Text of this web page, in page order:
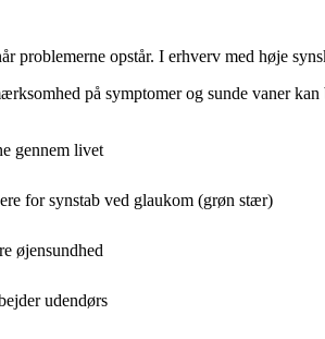
problemerne opstår. I erhverv med høje
på symptomer og sunde vaner
gennem livet
for synstab ved glaukom (grøn stær)
øjensundhed
udendørs